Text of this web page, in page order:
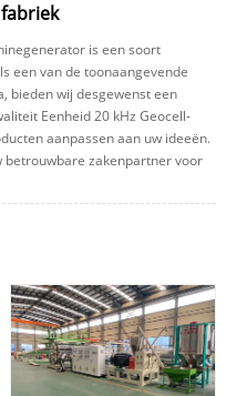
is een soort
een van de toonaangevende
bieden wij desgewenst een
Eenheid 20 kHz Geocell-
aanpassen aan uw ideeën.
betrouwbare zakenpartner voor